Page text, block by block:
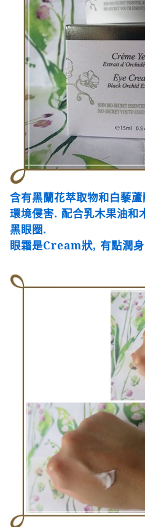
含有黑蘭花萃取物和白藜
環境侵害. 配合乳木果油和
黑眼圈.
眼霜是Cream狀, 有點潤身